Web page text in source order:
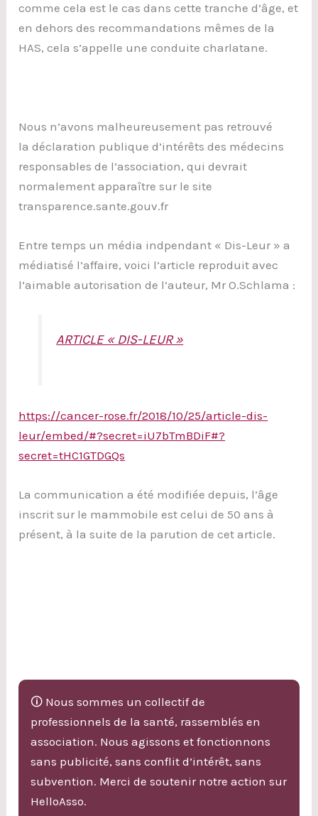
comme cela est le cas dans cette tranche d’âge, et
en dehors des recommandations mêmes de la
HAS, cela s’appelle une conduite charlatane.
Nous n’avons malheureusement pas retrouvé
la déclaration publique d’intérêts des médecins
responsables de l’association, qui devrait
normalement apparaître sur le site
transparence.sante.gouv.fr
Entre temps un média indpendant « Dis-Leur » a
médiatisé l’affaire, voici l’article reproduit avec
l’aimable autorisation de l’auteur, Mr O.Schlama :
ARTICLE « DIS-LEUR »
https://cancer-rose.fr/2018/10/25/article-dis-
leur/embed/#?secret=iU7bTmBDiF#?
secret=tHC1GTDGQs
La communication a été modifiée depuis, l’âge
inscrit sur le mammobile est celui de 50 ans à
présent, à la suite de la parution de cet article.
🛈 Nous sommes un collectif de
professionnels de la santé, rassemblés en
association. Nous agissons et fonctionnons
sans publicité, sans conflit d’intérêt, sans
subvention. Merci de soutenir notre action sur
HelloAsso.